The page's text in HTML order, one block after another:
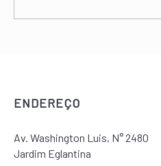
ENDEREÇO
Av. Washington Luis, N° 2480
Jardim Eglantina